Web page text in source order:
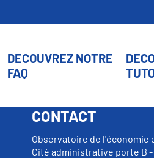
DECOUVREZ NOTRE
FAQ
CONTACT
Observatoire de
Cité administrative porte B -